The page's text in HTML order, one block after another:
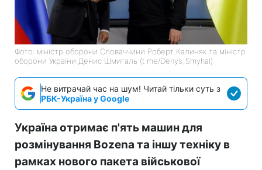
Фото: міністр оборони Словаччини Роберт Калиняк та міністр
оборони України Денис Шмигаль (t.me/Denys_Smyhal)
Не витрачай час на шум! Читай тільки суть з
РБК-Україна у Google
Україна отримає п'ять машин для
розмінування Bozena та іншу техніку в
рамках нового пакета військової